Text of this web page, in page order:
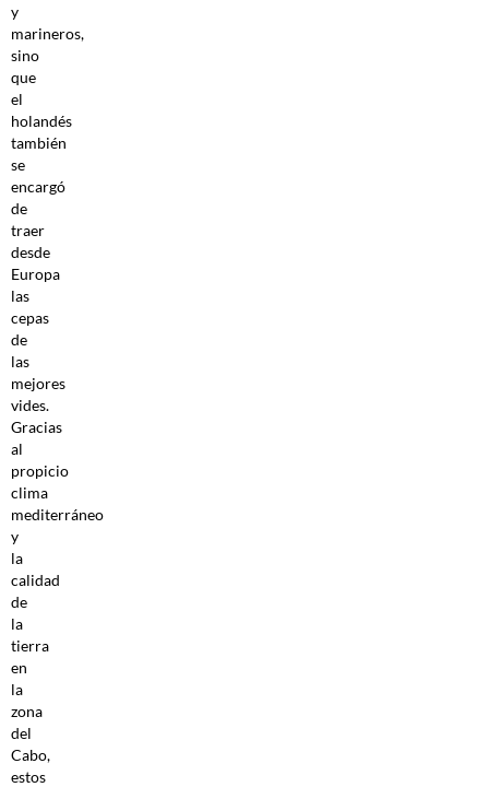
y
marineros,
sino
que
el
holandés
también
se
encargó
de
traer
desde
Europa
las
cepas
de
las
mejores
vides.
Gracias
al
propicio
clima
mediterráneo
y
la
calidad
de
la
tierra
en
la
zona
del
Cabo,
estos